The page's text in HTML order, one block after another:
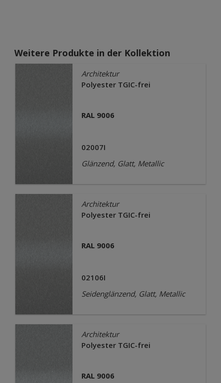
Weitere Produkte in der Kollektion
Architektur
Polyester TGIC-frei
RAL 9006
02007I
Glänzend, Glatt, Metallic
Architektur
Polyester TGIC-frei
RAL 9006
02106I
Seidenglänzend, Glatt, Metallic
Architektur
Polyester TGIC-frei
RAL 9006